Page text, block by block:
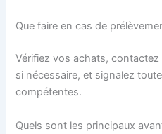
Que faire en cas de
Vérifiez vos achats,
si nécessaire, et signalez
compétentes.
Quels sont les principaux